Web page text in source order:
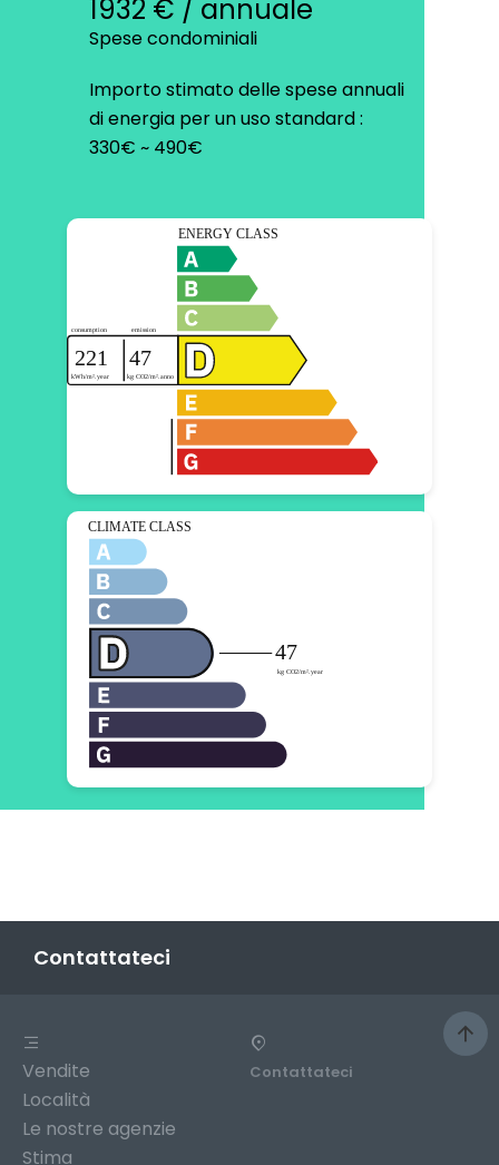
1932 € / annuale
Spese condominiali
Importo stimato delle spese annuali
di energia per un uso standard :
330€ ~ 490€
Contattateci
Vendite
Località
Le nostre agenzie
Stima
Contattateci